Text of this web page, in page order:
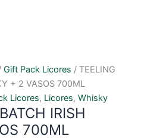
Gift Pack Licores / TEELING
+ 2 VASOS 700ML
Licores, Licores, Whisky
IRISH
700ML